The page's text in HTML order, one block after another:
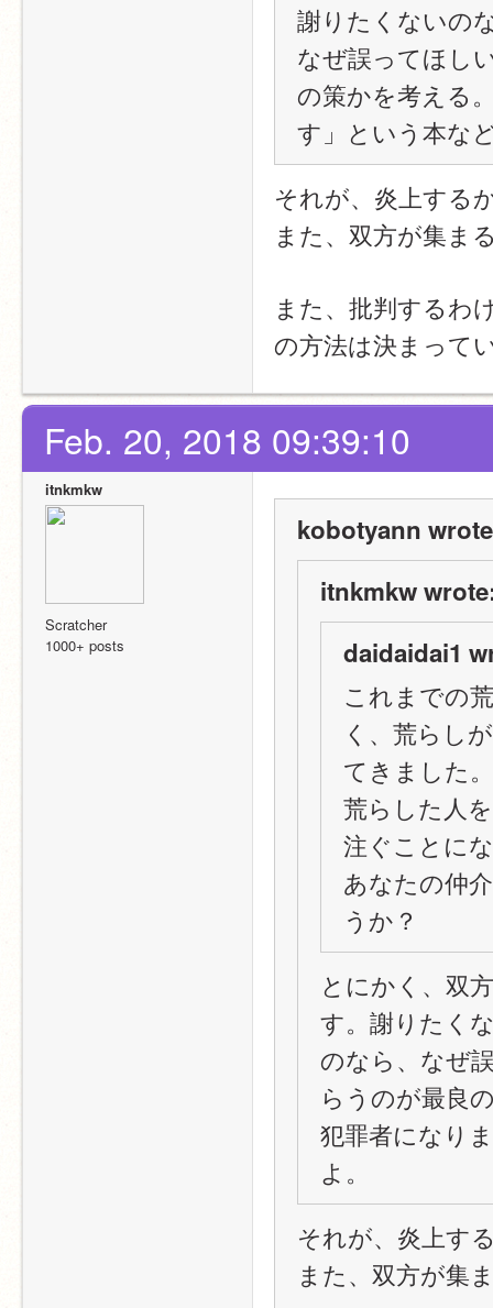
謝りたくないの
なぜ誤ってほし
の策かを考える
す」という本な
それが、炎上する
また、双方が集ま
また、批判するわ
の方法は決まって
Feb. 20, 2018 09:39:10
itnkmkw
Scratcher
1000+ posts
kobotyann
itnkmkw
daidaidai1
これまでの
く、荒らし
てきました。
荒らした人
注ぐことに
あなたの仲
うか？
とにかく、双
す。謝りたく
のなら、なぜ
らうのが最良
犯罪者になり
よ。
それが、炎上す
また、双方が集